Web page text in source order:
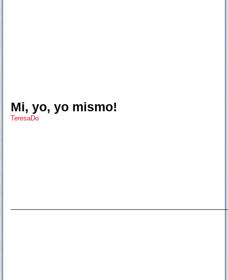
Mi, yo, yo mismo!
TeresaDo